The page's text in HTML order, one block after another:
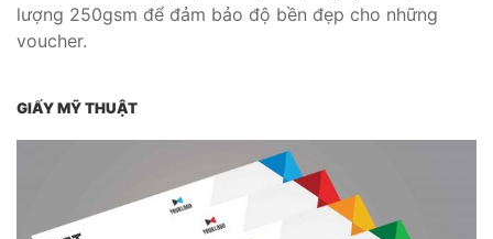
lượng 250gsm để đảm bảo độ bền đẹp cho những
voucher.
GIẤY MỸ THUẬT